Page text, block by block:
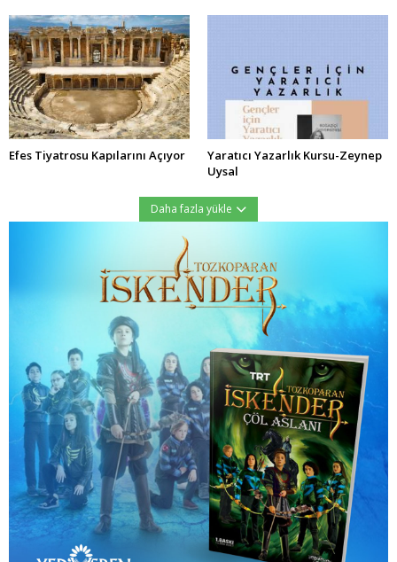
Efes Tiyatrosu Kapılarını Açıyor
Yaratıcı Yazarlık Kursu-Zeynep
Uysal
Daha fazla yükle